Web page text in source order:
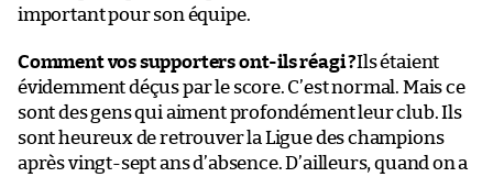
important pour son équipe.
Comment vos supporters ont-ils réagi ?Ils étaient
évidemment déçus par le score. C’est normal. Mais ce
sont des gens qui aiment profondément leur club. Ils
sont heureux de retrouver la Ligue des champions
après vingt-sept ans d’absence. D’ailleurs, quand on a